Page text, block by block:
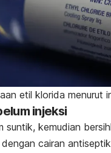
etil klorida menurut
injeksi
suntik, kemudian
cairan